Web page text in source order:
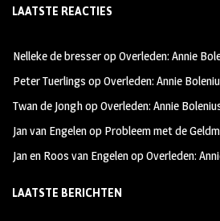
b
oo
k
ag
m
tt
LAATSTE REACTIES
Nelleke de bresseropOverleden: Annie
Peter Tuerlings opOverleden: Annie
Twan de JonghopOverleden: Annie
Jan van Engelenop Probleem met de
Jan en Roos van EngelenopOverleden:
LAATSTE BERICHTEN